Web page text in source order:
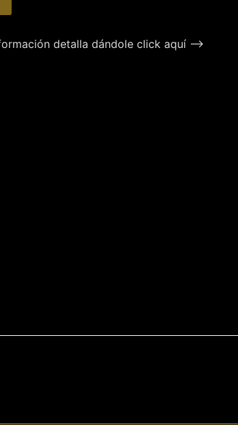
detalla dándole click aquí –>